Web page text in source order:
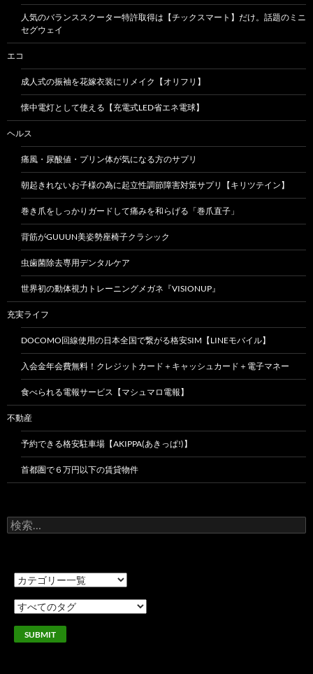
人気のバランススクーター特許取得は【チックスマート】だけ。話題のミニ
セグウェイ
エコ
成人式の振袖を花嫁衣装にリメイク【オリフリ】
懐中電灯として使える【充電式LED省エネ電球】
ヘルス
痛風・尿酸値・プリン体が気になる方のサプリ
朝起きれないお子様の為に起立性調節障害対策サプリ【キリツテイン】
巻き爪をしっかりガードして痛みを和らげる「巻爪直子」
背筋がGUUUN美姿勢座椅子クラシック
虫歯菌除去専用デンタルケア
世界初の動体視力トレーニングメガネ『VISIONUP』
充実ライフ
DOCOMO回線使用の日本全国で繋がる格安SIM【LINEモバイル】
入会金年会費無料！クレジットカード＋キャッシュカード＋電子マネー
食べられる電報サービス【マシュマロ電報】
不動産
予約できる格安駐車場【AKIPPA(あきっぱ!)】
首都圏で６万円以下の賃貸物件
検
索: